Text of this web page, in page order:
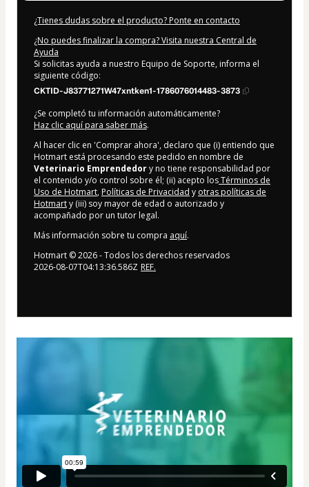
¿Tienes dudas sobre el producto? Ponte en contacto
¿No puedes finalizar la compra? Visita nuestra Central de
Ayuda
Si solicitas ayuda a nuestro Equipo de Soporte, informa el
siguiente código:
CKTID-J83771271W47xntken1-1786076014483-3873
¿Se completó tu información automáticamente?
Haz clic aquí para saber más.
Al hacer clic en 'Comprar ahora', declaro que (i) entiendo que
Hotmart está procesando este pedido en nombre de
Veterinario Emprendedory no tiene responsabilidad por
el contenido y/o control sobre él; (ii) acepto losTérminos de
Uso de Hotmart, Políticas de Privacidad y otras políticas de
Hotmarty (iii) soy mayor de edad o autorizado y
acompañado por un tutor legal.
Más información sobre tu compra aquí.
Hotmart ©2026- Todos los derechos reservados
2026-08-07T04:13:36.586Z REF.